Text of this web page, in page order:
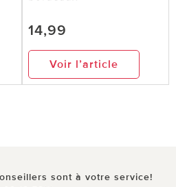
14,99
Voir l’article
sont à votre service!